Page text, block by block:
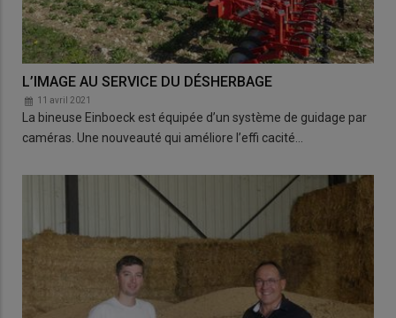
L’IMAGE AU SERVICE DU DÉSHERBAGE
11 avril 2021
La bineuse Einboeck est équipée d’un système de guidage par
caméras. Une nouveauté qui améliore l’effi cacité…